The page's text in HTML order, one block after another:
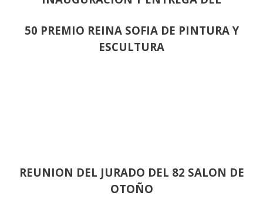
50 PREMIO REINA SOFIA DE PINTURA Y
ESCULTURA
REUNION DEL JURADO DEL 82 SALON DE
OTOÑO